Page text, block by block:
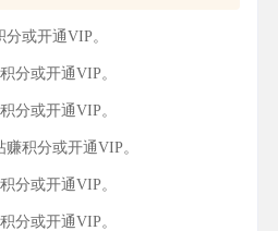
或开通VIP。
分或开通VIP。
分或开通VIP。
积分或开通VIP。
分或开通VIP。
分或开通VIP。